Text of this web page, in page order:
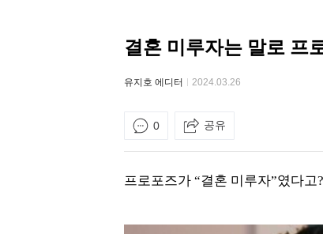
결혼 미루자는 말로 프
유지호 에디터 2024.03.26
0 공유
프로포즈가 “결혼 미루자”였다고